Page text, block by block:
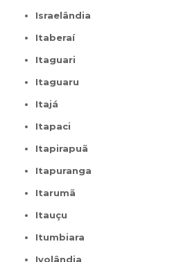
Israelândia
Itaberaí
Itaguari
Itaguaru
Itajá
Itapaci
Itapirapuã
Itapuranga
Itarumã
Itauçu
Itumbiara
Ivolândia